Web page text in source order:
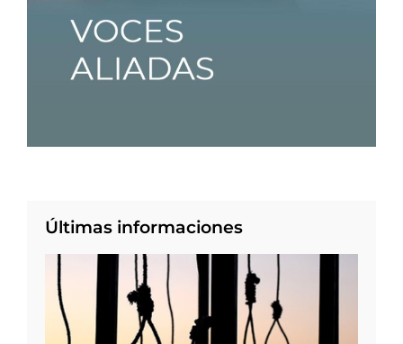
Últimas informaciones